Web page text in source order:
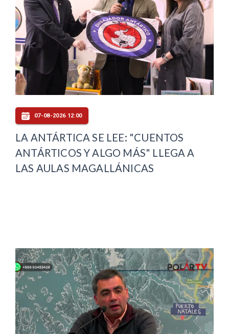
07-08-2026 12:00
LA ANTÁRTICA SE LEE: "CUENTOS
ANTÁRTICOS Y ALGO MÁS" LLEGA A
LAS AULAS MAGALLÁNICAS